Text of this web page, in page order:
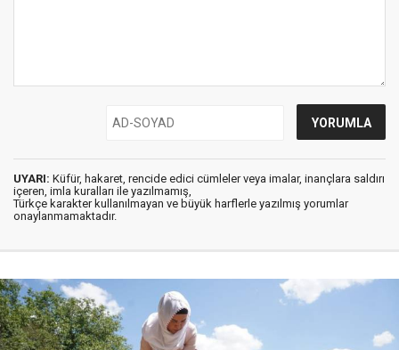
UYARI: Küfür, hakaret, rencide edici cümleler veya imalar, inançlara saldırı
içeren, imla kuralları ile yazılmamış,
Türkçe karakter kullanılmayan ve büyük harflerle yazılmış yorumlar
onaylanmamaktadır.